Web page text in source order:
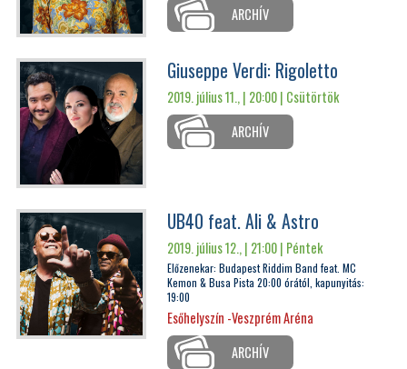
ARCHÍV
Giuseppe Verdi: Rigoletto
2019. július 11., | 20:00 | Csütörtök
ARCHÍV
UB40 feat. Ali & Astro
2019. július 12., | 21:00 | Péntek
Előzenekar: Budapest Riddim Band feat. MC
Kemon & Busa Pista 20:00 órától, kapunyitás:
19:00
Esőhelyszín -Veszprém Aréna
ARCHÍV